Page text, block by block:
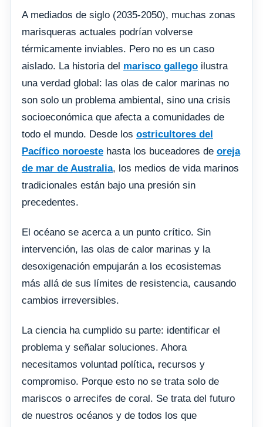
A mediados de siglo (2035-2050), muchas zonas
marisqueras actuales podrían volverse
térmicamente inviables. Pero no es un caso
aislado. La historia del marisco gallego ilustra
una verdad global: las olas de calor marinas no
son solo un problema ambiental, sino una crisis
socioeconómica que afecta a comunidades de
todo el mundo. Desde los ostricultores del
Pacífico noroeste hasta los buceadores de oreja
de mar de Australia, los medios de vida marinos
tradicionales están bajo una presión sin
precedentes.
El océano se acerca a un punto crítico. Sin
intervención, las olas de calor marinas y la
desoxigenación empujarán a los ecosistemas
más allá de sus límites de resistencia, causando
cambios irreversibles.
La ciencia ha cumplido su parte: identificar el
problema y señalar soluciones. Ahora
necesitamos voluntad política, recursos y
compromiso. Porque esto no se trata solo de
mariscos o arrecifes de coral. Se trata del futuro
de nuestros océanos y de todos los que